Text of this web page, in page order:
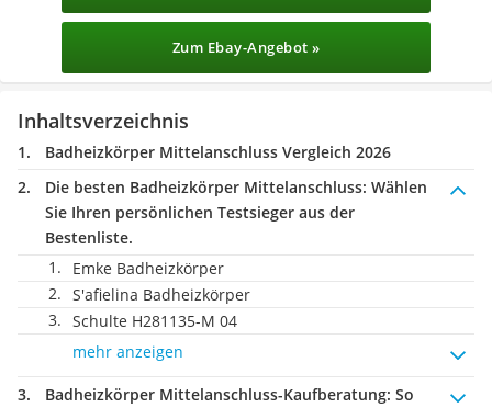
Zum Ebay-Angebot »
Inhaltsverzeichnis
Badheizkörper Mittelanschluss Vergleich 2026
Die besten Badheizkörper Mittelanschluss: Wählen
Sie Ihren persönlichen Testsieger aus der
Bestenliste.
Emke Badheizkörper
S'afielina Badheizkörper
Schulte H281135-M 04
mehr anzeigen
Badheizkörper Mittelanschluss-Kaufberatung: So